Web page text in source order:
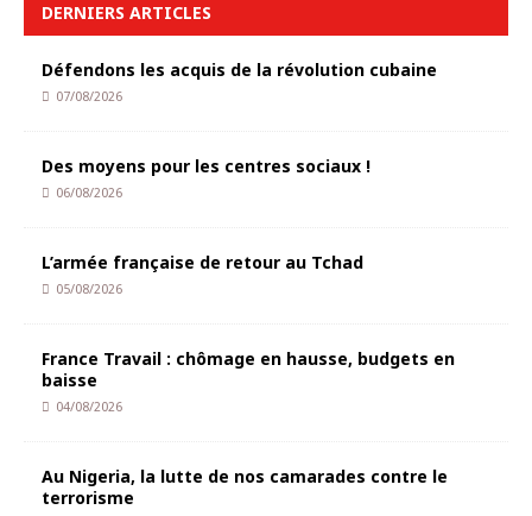
DERNIERS ARTICLES
Défendons les acquis de la révolution cubaine
07/08/2026
Des moyens pour les centres sociaux !
06/08/2026
L’armée française de retour au Tchad
05/08/2026
France Travail : chômage en hausse, budgets en
baisse
04/08/2026
Au Nigeria, la lutte de nos camarades contre le
terrorisme